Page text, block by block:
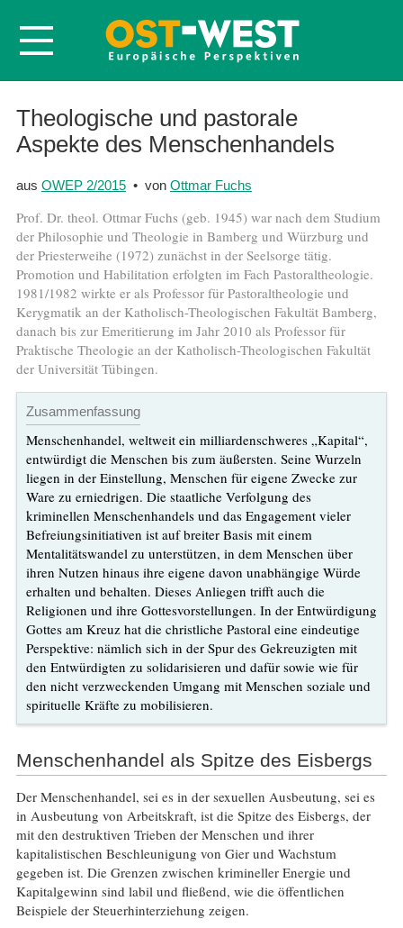
Startseite
Über OWEP
Nachbestellen
Abonnieren
Kontakt
Theologische und pastorale
Aspekte des Menschenhandels
aus OWEP 2/2015• von Ottmar Fuchs
Prof. Dr. theol. Ottmar Fuchs (geb. 1945) war nach dem Studium
der Philosophie und Theologie in Bamberg und Würzburg und
der Priesterweihe (1972) zunächst in der Seelsorge tätig.
Promotion und Habilitation erfolgten im Fach Pastoraltheologie.
1981/1982 wirkte er als Professor für Pastoraltheologie und
Kerygmatik an der Katholisch-Theologischen Fakultät Bamberg,
danach bis zur Emeritierung im Jahr 2010 als Professor für
Praktische Theologie an der Katholisch-Theologischen Fakultät
der Universität Tübingen.
Zusammenfassung
Menschenhandel, weltweit ein milliardenschweres „Kapital“,
entwürdigt die Menschen bis zum äußersten. Seine Wurzeln
liegen in der Einstellung, Menschen für eigene Zwecke zur
Ware zu erniedrigen. Die staatliche Verfolgung des
kriminellen Menschenhandels und das Engagement vieler
Befreiungsinitiativen ist auf breiter Basis mit einem
Mentalitätswandel zu unterstützen, in dem Menschen über
ihren Nutzen hinaus ihre eigene davon unabhängige Würde
erhalten und behalten. Dieses Anliegen trifft auch die
Religionen und ihre Gottesvorstellungen. In der Entwürdigung
Gottes am Kreuz hat die christliche Pastoral eine eindeutige
Perspektive: nämlich sich in der Spur des Gekreuzigten mit
den Entwürdigten zu solidarisieren und dafür sowie wie für
den nicht verzweckenden Umgang mit Menschen soziale und
spirituelle Kräfte zu mobilisieren.
Menschenhandel als Spitze des Eisbergs
Der Menschenhandel, sei es in der sexuellen Ausbeutung, sei es
in Ausbeutung von Arbeitskraft, ist die Spitze des Eisbergs, der
mit den destruktiven Trieben der Menschen und ihrer
kapitalistischen Beschleunigung von Gier und Wachstum
gegeben ist. Die Grenzen zwischen krimineller Energie und
Kapitalgewinn sind labil und fließend, wie die öffentlichen
Beispiele der Steuerhinterziehung zeigen.